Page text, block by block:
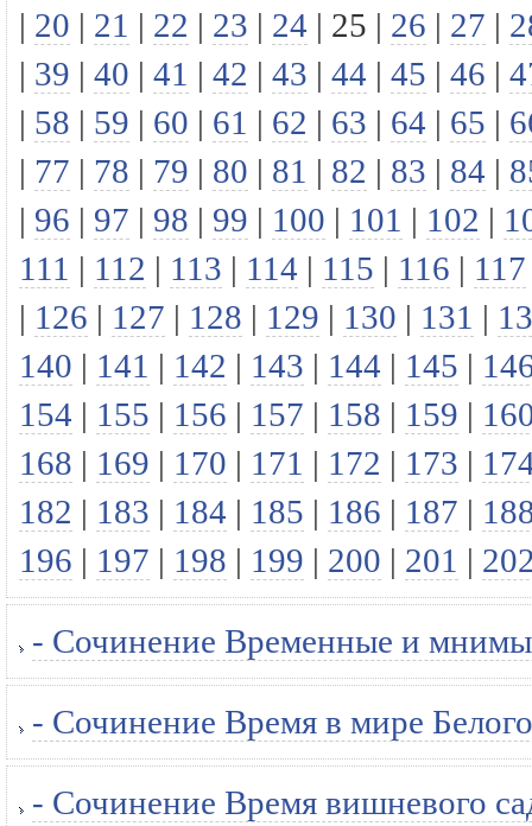
| 20 | 21 | 22 | 23 | 24 | 25 | 26 | 27 |
| 39 | 40 | 41 | 42 | 43 | 44 | 45 | 46 |
| 58 | 59 | 60 | 61 | 62 | 63 | 64 | 65 |
| 77 | 78 | 79 | 80 | 81 | 82 | 83 | 84 |
| 96 | 97 | 98 | 99 | 100 | 101 | 102 |
111 | 112 | 113 | 114 | 115 | 116 | 117
| 126 | 127 | 128 | 129 | 130 | 131 |
140 | 141 | 142 | 143 | 144 | 145 |
154 | 155 | 156 | 157 | 158 | 159 |
168 | 169 | 170 | 171 | 172 | 173 |
182 | 183 | 184 | 185 | 186 | 187 |
196 | 197 | 198 | 199 | 200 | 201 |
- Сочинение Временные и
- Сочинение Время в мире
- Сочинение Время вишневого